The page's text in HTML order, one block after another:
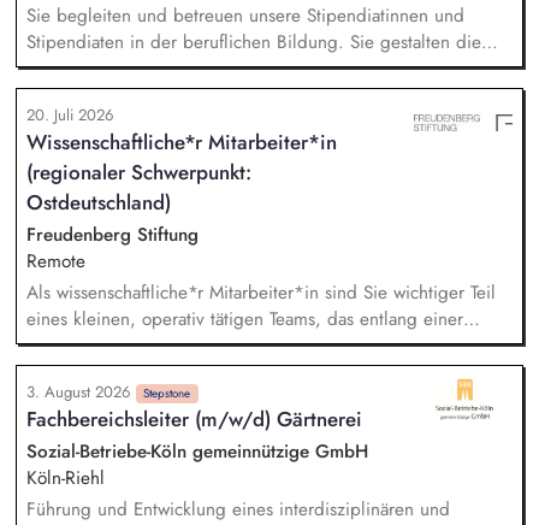
Sie begleiten und betreuen unsere Stipendiatinnen und
Stipendiaten in der beruflichen Bildung. Sie gestalten die
ideelle Förderung und wirken aktiv am Seminarprogramm
mit. Damit einher gehen Dienstreisen im In- und Ausland. Sie
beteiligen sich an abteilungsübergreifenden Aufgaben und
wirken an wissenschaftlichen Publikationen mit. Sie sind
mitverantwortlich für die Projektdokumentation und das
Berichtswesen an das BMFTR.
20. Juli 2026
Wissenschaftliche*r Mitarbeiter*in
(regionaler Schwerpunkt:
Ostdeutschland)
Freudenberg Stiftung
Remote
Als wissenschaftliche*r Mitarbeiter*in sind Sie wichtiger Teil
eines kleinen, operativ tätigen Teams, das entlang einer
klaren Programmatik langfristig soziale Innovation
implementiert. Sie unterstützen die Geschäftsführung bei der
Umsetzung der Stiftungsprogrammatik und entwickeln dabei
die Internationalisierungsstrategie der Stiftung weiter. Sie
übersetzen wissenschaftliche Erkenntnisse in
alltagsangebundene Handlungsansätze entlang unserer
Stiftungsprogrammatik.
3. August 2026 Stepstone
Fachbereichsleiter (m/w/d) Gärtnerei
Sozial-Betriebe-Köln gemeinnützige GmbH
Köln-Riehl
Führung und Entwicklung eines interdisziplinären und